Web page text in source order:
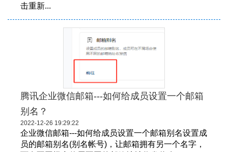
击重新...
腾讯企业微信邮箱---如何给成员设置一个邮箱
别名？
2022-12-26 19:29:22
企业微信邮箱---如何给成员设置一个邮箱别名设置成
员的邮箱别名(别名帐号)，让邮箱拥有另一个名字，